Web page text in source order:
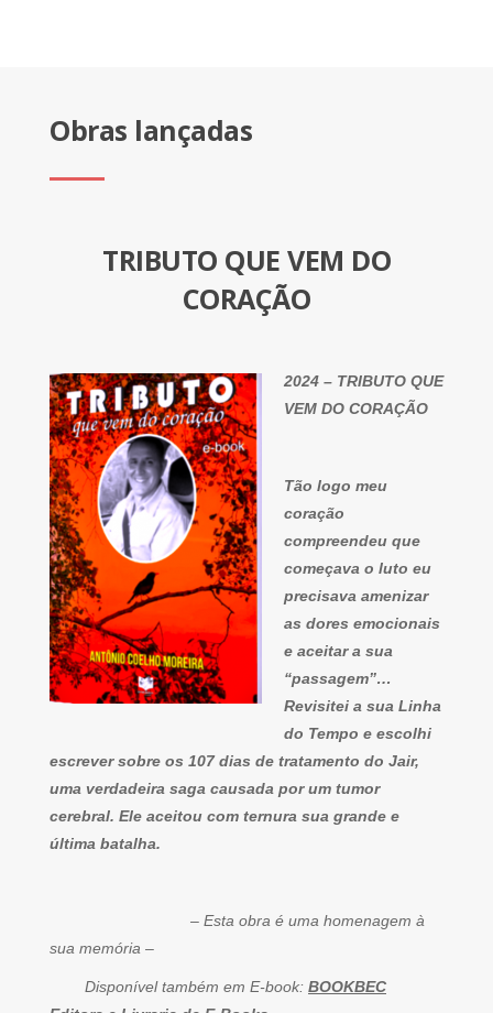
Obras lançadas
TRIBUTO QUE VEM DO
CORAÇÃO
2024 – TRIBUTO QUE
VEM DO CORAÇÃO
Tão logo meu
coração
compreendeu que
começava o luto eu
precisava amenizar
as dores emocionais
e aceitar a sua
“passagem”…
Revisitei a sua Linha
do Tempo e escolhi
escrever sobre os 107 dias de tratamento do Jair,
uma verdadeira saga causada por um tumor
cerebral. Ele aceitou com ternura sua grande e
última batalha.
– Esta obra é uma homenagem à
sua memória –
Disponível também em E-book: BOOKBEC